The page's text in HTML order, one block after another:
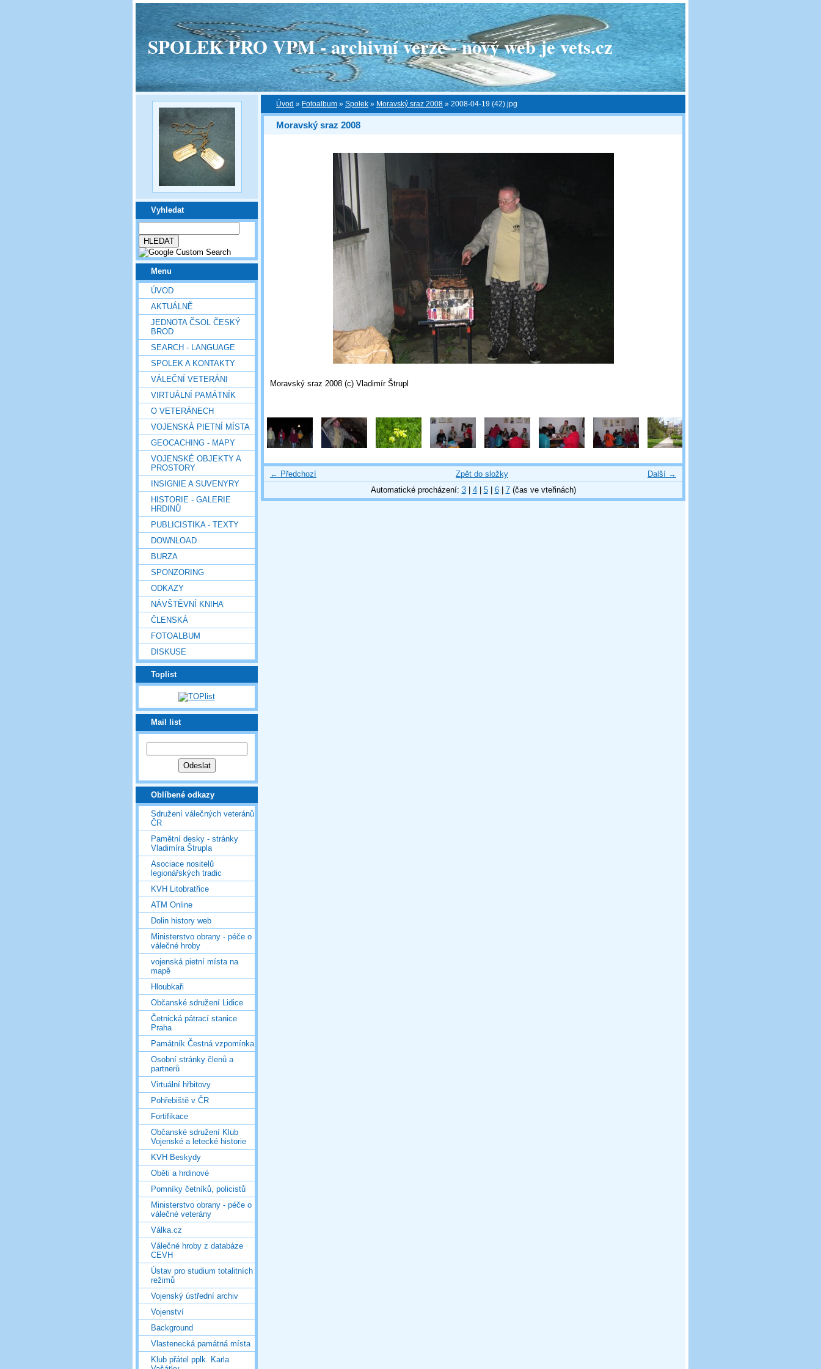
SPOLEK PRO VPM - archivní verze - nový web je vets.cz
Vyhledat
Menu
ÚVOD
AKTUÁLNĚ
JEDNOTA ČSOL ČESKÝ
BROD
SEARCH - LANGUAGE
SPOLEK A KONTAKTY
VÁLEČNÍ VETERÁNI
VIRTUÁLNÍ PAMÁTNÍK
O VETERÁNECH
VOJENSKÁ PIETNÍ MÍSTA
GEOCACHING - MAPY
VOJENSKÉ OBJEKTY A
PROSTORY
INSIGNIE A SUVENYRY
HISTORIE - GALERIE
HRDINŮ
PUBLICISTIKA - TEXTY
DOWNLOAD
BURZA
SPONZORING
ODKAZY
NÁVŠTĚVNÍ KNIHA
ČLENSKÁ
FOTOALBUM
DISKUSE
Toplist
Mail list
Oblíbené odkazy
Sdružení válečných veteránů
ČR
Pamětní desky - stránky
Vladimíra Štrupla
Asociace nositelů
legionářských tradic
KVH Litobratřice
ATM Online
Dolin history web
Ministerstvo obrany - péče o
válečné hroby
vojenská pietní místa na
mapě
Hloubkaři
Občanské sdružení Lidice
Četnická pátrací stanice
Praha
Památník Čestná vzpomínka
Osobní stránky členů a
partnerů
Virtuální hřbitovy
Pohřebiště v ČR
Fortifikace
Občanské sdružení Klub
Vojenské a letecké historie
KVH Beskydy
Oběti a hrdinové
Pomníky četníků, policistů
Ministerstvo obrany - péče o
válečné veterány
Válka.cz
Válečné hroby z databáze
CEVH
Ústav pro studium totalitních
režimů
Vojenský ústřední archiv
Vojenství
Background
Vlastenecká památná místa
Klub přátel pplk. Karla
Úvod » Fotoalbum » Spolek » Moravský sraz 2008 » 2008-04-19 (42).jpg
Moravský sraz 2008
Moravský sraz 2008 (c) Vladimír Štrupl
← Předchozí Další →
Zpět do složky
Automatické procházení: 3| 4| 5| 6| 7(čas ve vteřinách)